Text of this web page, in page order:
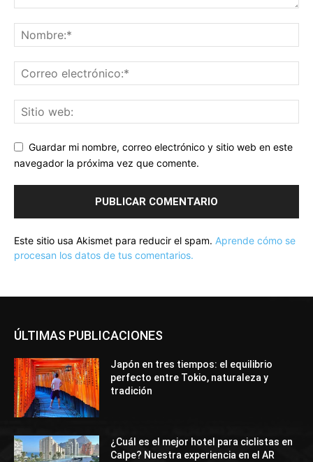
Guardar mi nombre, correo electrónico y sitio web en este
navegador la próxima vez que comente.
Este sitio usa Akismet para reducir el spam. Aprende cómo se
procesan los datos de tus comentarios.
ÚLTIMAS PUBLICACIONES
Japón en tres tiempos: el equilibrio
perfecto entre Tokio, naturaleza y
tradición
¿Cuál es el mejor hotel para ciclistas en
Calpe? Nuestra experiencia en el AR